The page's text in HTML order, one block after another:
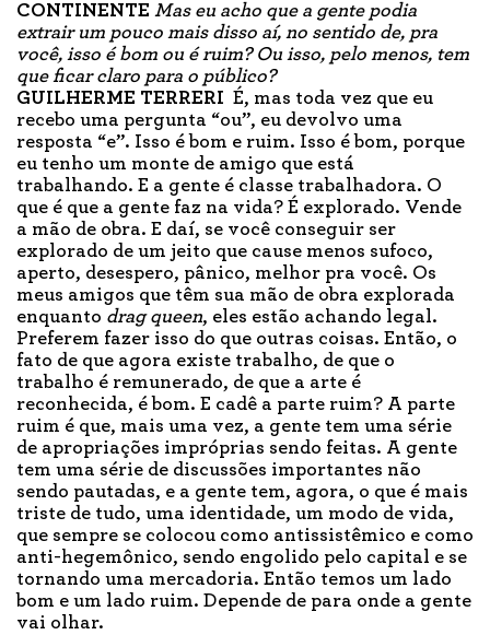
CONTINENTE Mas eu acho que a gente podia
extrair um pouco mais disso aí, no sentido de, pra
você, isso é bom ou é ruim? Ou isso, pelo menos, tem
que ficar claro para o público?
GUILHERME TERRERI É, mas toda vez que eu
recebo uma pergunta “ou”, eu devolvo uma
resposta “e”. Isso é bom e ruim. Isso é bom, porque
eu tenho um monte de amigo que está
trabalhando. E a gente é classe trabalhadora. O
que é que a gente faz na vida? É explorado. Vende
a mão de obra. E daí, se você conseguir ser
explorado de um jeito que cause menos sufoco,
aperto, desespero, pânico, melhor pra você. Os
meus amigos que têm sua mão de obra explorada
enquanto drag queen, eles estão achando legal.
Preferem fazer isso do que outras coisas. Então, o
fato de que agora existe trabalho, de que o
trabalho é remunerado, de que a arte é
reconhecida, é bom. E cadê a parte ruim? A parte
ruim é que, mais uma vez, a gente tem uma série
de apropriações impróprias sendo feitas. A gente
tem uma série de discussões importantes não
sendo pautadas, e a gente tem, agora, o que é mais
triste de tudo, uma identidade, um modo de vida,
que sempre se colocou como antissistêmico e como
anti-hegemônico, sendo engolido pelo capital e se
tornando uma mercadoria. Então temos um lado
bom e um lado ruim. Depende de para onde a gente
vai olhar.